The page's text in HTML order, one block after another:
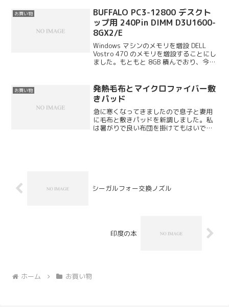
ました。カラーバリエーションは三色あ
り...
お買い物
BUFFALO PC3-12800 デスクト
ップ用 240Pin DIMM D3U1600-
8GX2/E
Windows マシンのメモリを増設 DELL
Vostro 470 のメモリを増設することにし
ました。もともと 8GB 積んでおり、今回
なものになっていて付...
お買い物
発熱毛布とマイクロファイバー敷
きパッド
急に寒くなってきましたので息子と妻用
に毛布と敷きパッドを新調しました。私
は暑がりで良い布団を掛けてもはいでし
シーガルフォー交換ノズル
印度の本
ホーム お買い物